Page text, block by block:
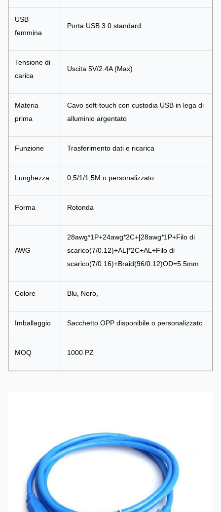
USB
femmina
Porta USB 3.0 standard
Tensione di
carica
Uscita 5V/2.4A (Max)
Materia
prima
Cavo soft-touch con custodia USB in lega di
alluminio argentato
Funzione Trasferimento dati e ricarica
Lunghezza 0,5/1/1,5M o personalizzato
Forma Rotonda
AWG
28awg*1P+24awg*2C+[28awg*1P+Filo di
scarico(7/0.12)+AL]*2C+AL+Filo di
scarico(7/0.16)+Braid(96/0.12)OD=5.5mm
Colore Blu, Nero,
Imballaggio Sacchetto OPP disponibile o personalizzato
MOQ 1000 PZ